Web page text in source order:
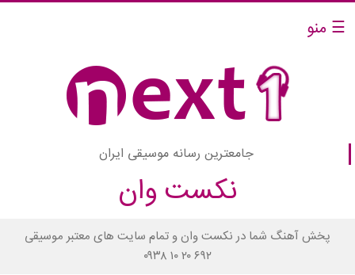
☰ منو
جامعترین رسانه موسیقی ایران
نکست وان
پخش آهنگ شما در نکست وان و تمام سایت های معتبر موسیقی
۰۹۳۸ ۱۰ ۲۰ ۶۹۲